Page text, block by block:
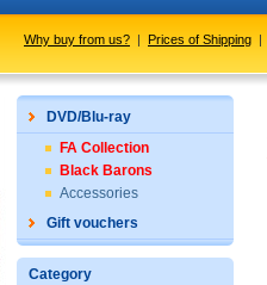
Why buy from us? | Prices of Shipping |
DVD/Blu-ray
FA Collection
Black Barons
Accessories
Gift vouchers
Category